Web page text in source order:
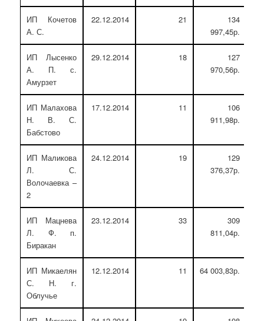
ИП Кочетов
А. С.
22.12.2014 21
134
997,45р.
ИП Лысенко
А. П. с.
Амурзет
29.12.2014 18
127
970,56р.
ИП Малахова
Н. В. С.
Бабстово
17.12.2014 11
106
911,98р.
ИП Маликова
Л. С.
Волочаевка –
2
24.12.2014 19
129
376,37р.
ИП Мацнева
Л. Ф. п.
Биракан
23.12.2014 33
309
811,04р.
ИП Микаелян
С. Н. г.
Облучье
12.12.2014 11 64 003,83р.